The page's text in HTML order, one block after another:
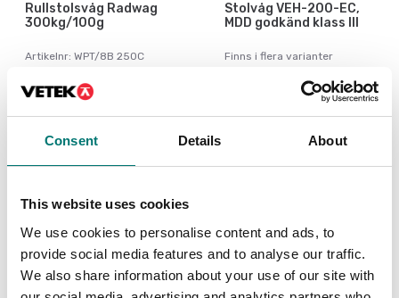
Consent Details About
This website uses cookies
We use cookies to personalise content and ads, to
provide social media features and to analyse our traffic.
We also share information about your use of our site with
Rullstolsvåg Radwag
300kg/100g
Artikelnr: WPT/8B 250C
43 990 kr
Stolvåg VEH-200-EC,
MDD godkänd klass III
Finns i flera varianter
Pris från: 14 990 kr